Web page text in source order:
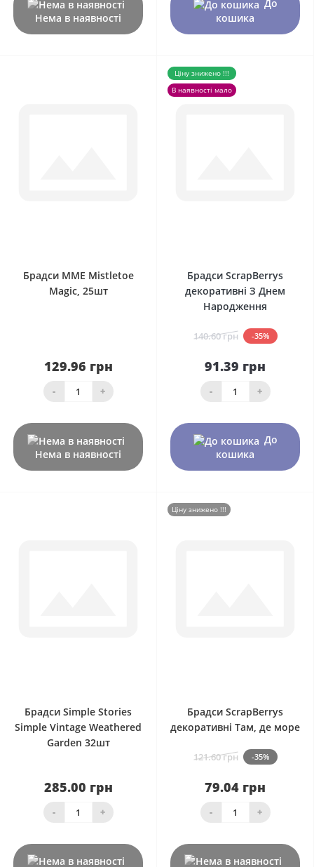
Нема в наявності
До
кошика
Брадси MME Mistletoe
Magic, 25шт
129.96 грн
- +
Нема в наявності
Ціну знижено !!!
В наявності мало
Брадси ScrapBerrys
декоративні З Днем
Народження
140.60 грн -35%
91.39 грн
- +
До
кошика
Брадси Simple Stories
Simple Vintage Weathered
Garden 32шт
285.00 грн
- +
Ціну знижено !!!
Брадси ScrapBerrys
декоративні Там, де море
121.60 грн -35%
79.04 грн
- +